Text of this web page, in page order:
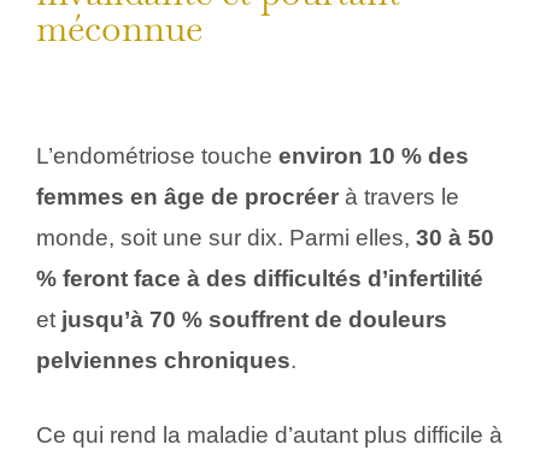
méconnue
L’endométriose touche environ 10 % des
femmes en âge de procréer à travers le
monde, soit une sur dix. Parmi elles, 30 à 50
% feront face à des difficultés d’infertilité
et jusqu’à 70 % souffrent de douleurs
pelviennes chroniques.
Ce qui rend la maladie d’autant plus difficile à